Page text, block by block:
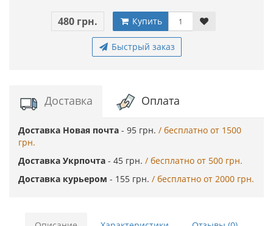
480 грн. Купить
Быстрый заказ
Доставка Оплата
Доставка Новая почта - 95 грн. / бесплатно от 1500
грн.
Доставка Укрпочта - 45 грн. / бесплатно от 500 грн.
Доставка курьером - 155 грн. / бесплатно от 2000 грн.